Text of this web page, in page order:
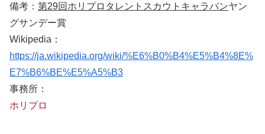
備考： 第29回ホリプロタレントスカウトキャラバンヤン
グサンデー賞
Wikipedia：
https://ja.wikipedia.org/wiki/%E6%B0%B4%E5%B4%8E%
E7%B6%BE%E5%A5%B3
事務所：
ホリプロ